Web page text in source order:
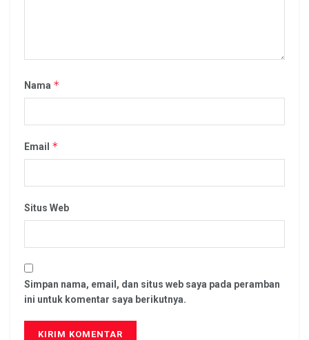
Nama *
Email *
Situs Web
Simpan nama, email, dan situs web saya pada peramban
ini untuk komentar saya berikutnya.